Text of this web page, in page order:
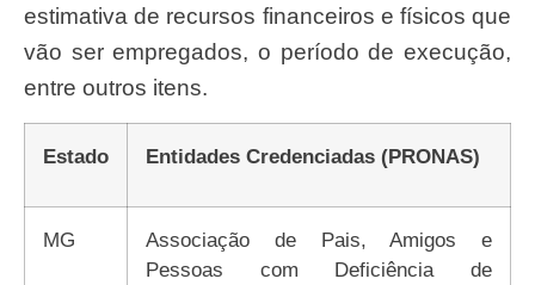
estimativa de recursos financeiros e físicos que
vão ser empregados, o período de execução,
entre outros itens.
Estado Entidades Credenciadas (PRONAS)
MG
Associação de Pais, Amigos e
Pessoas com Deficiência de